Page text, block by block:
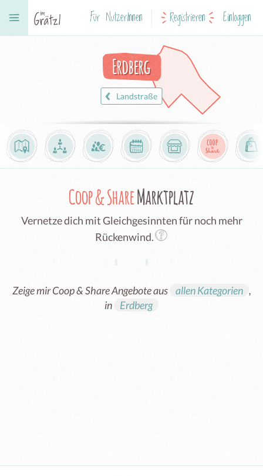
Für NutzerInnen Registrieren Einloggen
Erdberg
Landstraße
Coop & ShareMarktplatz
Vernetze dich mit Gleichgesinnten für noch mehr
Rückenwind.
Zeige mir Coop & Share Angebote aus allen Kategorien ,
in
Erdberg